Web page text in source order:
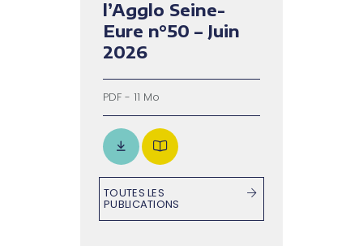
l’Agglo Seine-
Eure n°50 – Juin
2026
PDF - 11 Mo
TOUTES LES
PUBLICATIONS